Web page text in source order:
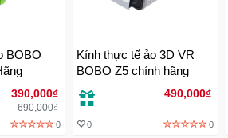
BOBO
390,000₫
690,000₫
0
Kính thực tế ảo 3D VR
BOBO Z5 chính hãng
490,000₫
0 0